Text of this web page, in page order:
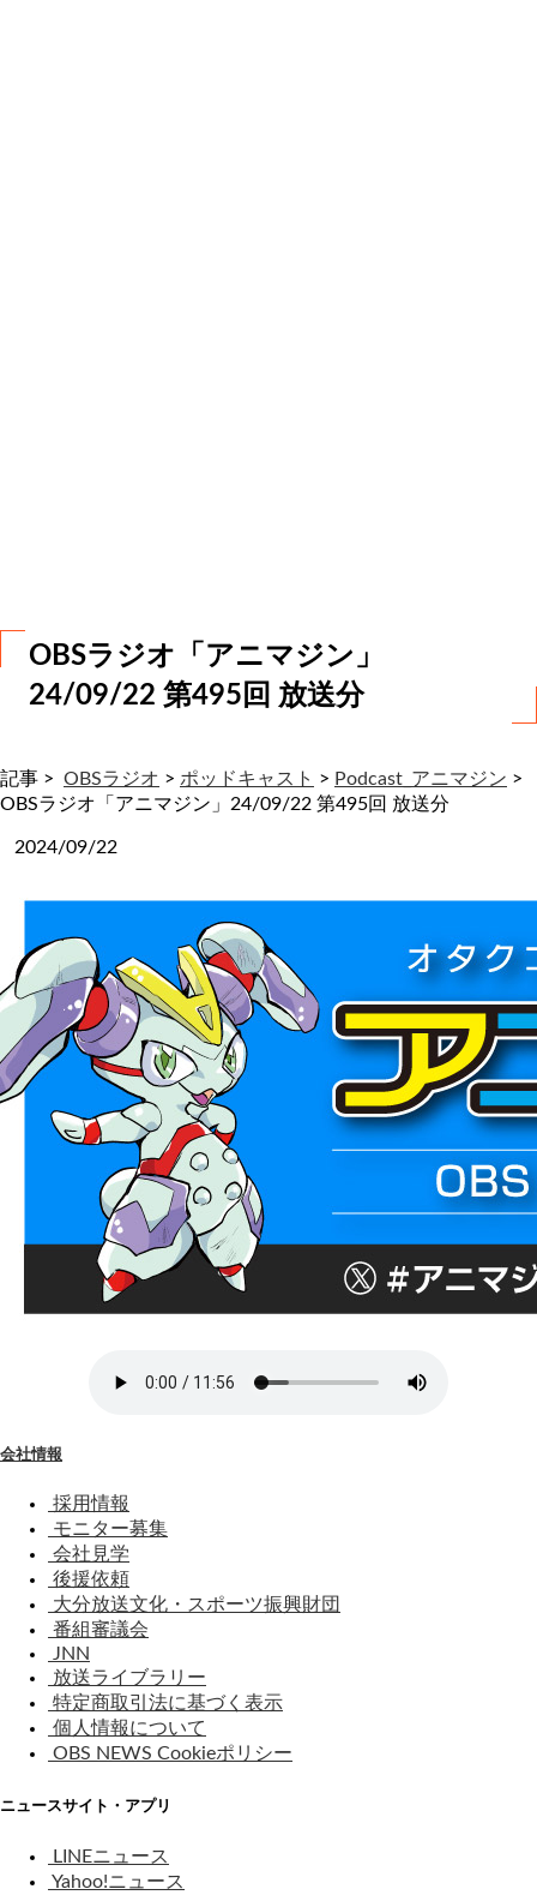
OBSラジオ「アニマジン」
24/09/22 第495回 放送分
記事 > OBSラジオ > ポッドキャスト > Podcast_アニマジン >
OBSラジオ「アニマジン」24/09/22 第495回 放送分
2024/09/22
会社情報
採用情報
モニター募集
会社見学
後援依頼
大分放送文化・スポーツ振興財団
番組審議会
JNN
放送ライブラリー
特定商取引法に基づく表示
個人情報について
OBS NEWS Cookieポリシー
ニュースサイト・アプリ
LINEニュース
Yahoo!ニュース